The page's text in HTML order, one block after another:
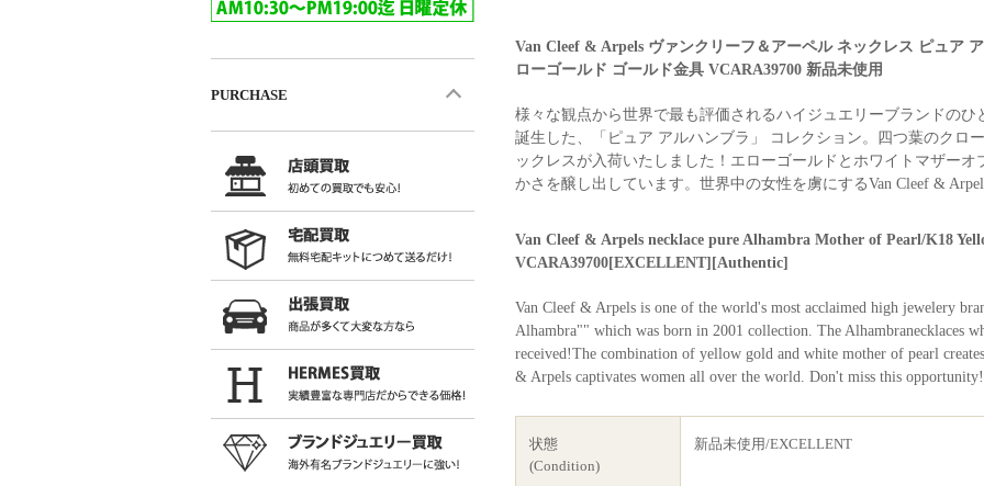
Van Cleef & Arpels ヴァンクリーフ＆アーペル ネックレス ピュア
ローゴールド ゴールド金具 VCARA39700 新品未使用
様々な観点から世界で最も評価されるハイジュエリーブランドのひ
誕生した、「ピュア アルハンブラ」 コレクション。四つ葉のクロ
ックレスが入荷いたしました！エローゴールドとホワイトマザー
かさを醸し出しています。世界中の女性を虜にするVan Cleef &
Van Cleef & Arpels necklace pure Alhambra Mother of Pearl/K18
VCARA39700[EXCELLENT][Authentic]
Van Cleef & Arpels is one of the world's most acclaimed high jewelery
Alhambra"" which was born in 2001 collection. The Alhambranecklaces
received!The combination of yellow gold and white mother of pearl
& Arpels captivates women all over the world. Don't miss this opportunity!
状態
(Condition)
新品未使用/EXCELLENT
PURCHASE